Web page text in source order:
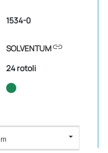
1534-0
SOLVENTUMlink
24 rotoli